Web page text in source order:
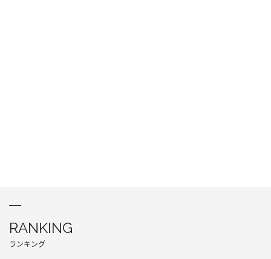
RANKING
ランキング